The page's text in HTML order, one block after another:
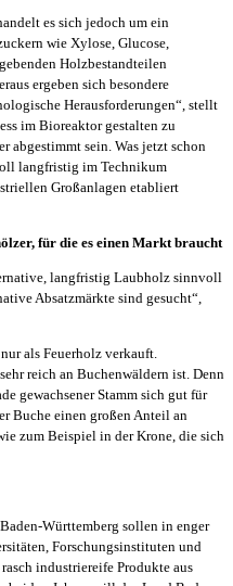
es sich jedoch um ein
wie Xylose, Glucose,
Holzbestandteilen
ergeben sich besondere
Herausforderungen“, stellt
im Bioreaktor gestalten zu
abgestimmt sein. Was jetzt schon
langfristig im Technikum
Großanlagen etabliert
für die es einen Markt braucht
langfristig Laubholz sinnvoll
Absatzmärkte sind gesucht“,
als Feuerholz verkauft.
reich an Buchenwäldern ist. Denn
gewachsener Stamm sich gut für
Buche einen großen Anteil an
zum Beispiel in der Krone, die sich
Württemberg sollen in enger
Forschungsinstituten und
industriereife Produkte aus